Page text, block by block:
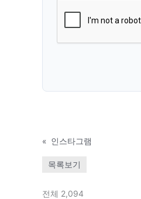
« 인스타그램
목록보기
전체 2,094